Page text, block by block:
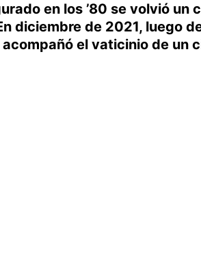
en los ’80 se volvió un
diciembre de 2021, luego
el vaticinio de un